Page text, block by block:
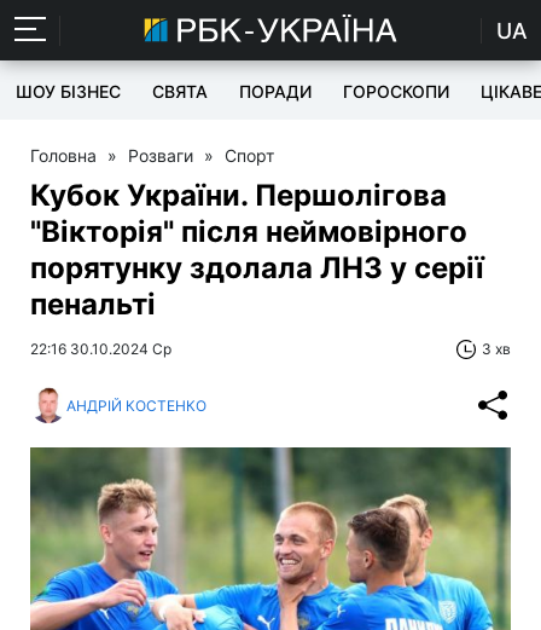
UA
ШОУ БІЗНЕС СВЯТА ПОРАДИ ГОРОСКОПИ ЦІКАВЕ
Головна » Розваги » Спорт
Кубок України. Першолігова
"Вікторія" після неймовірного
порятунку здолала ЛНЗ у серії
пенальті
22:16 30.10.2024 Ср 3 хв
АНДРІЙ КОСТЕНКО